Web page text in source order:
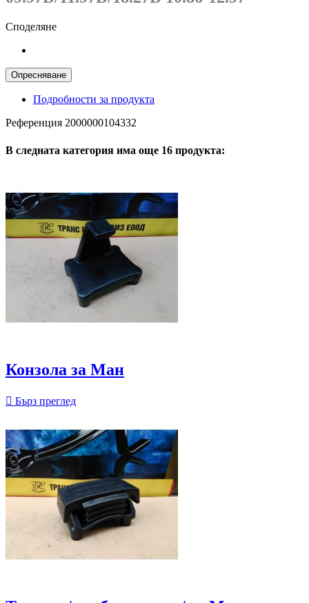
Споделяне
Подробности за продукта
Референция 2000000104332
В следната категория има още 16 продукта:
Конзола за Ман
 Бърз преглед